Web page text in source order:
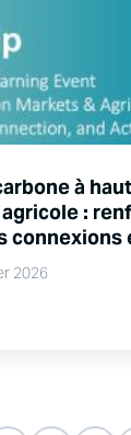
à
:
connexions
2026